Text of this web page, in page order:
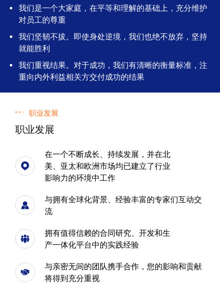
我们是一个大家庭，在平等和理解的基础上，充分维护
对员工的尊重
我们坚韧不拔。即使身处逆境，我们也绝不放弃，坚持
就能胜利
我们重视结果。对于成功，我们有清晰的衡量标准，注
重向内外利益相关方交付成功的结果
职业发展
职业发展
在一个不断成长、持续发展，并在北
美、亚太和欧洲市场均已建立了行业
影响力的环境中工作
与拥有全球化背景、经验丰富的专家们互动交
流
拥有值得信赖的合同研究、开发和生
产一体化平台中的实践经验
与亲密无间的团队携手合作，您的影响和贡献
将得到充分重视